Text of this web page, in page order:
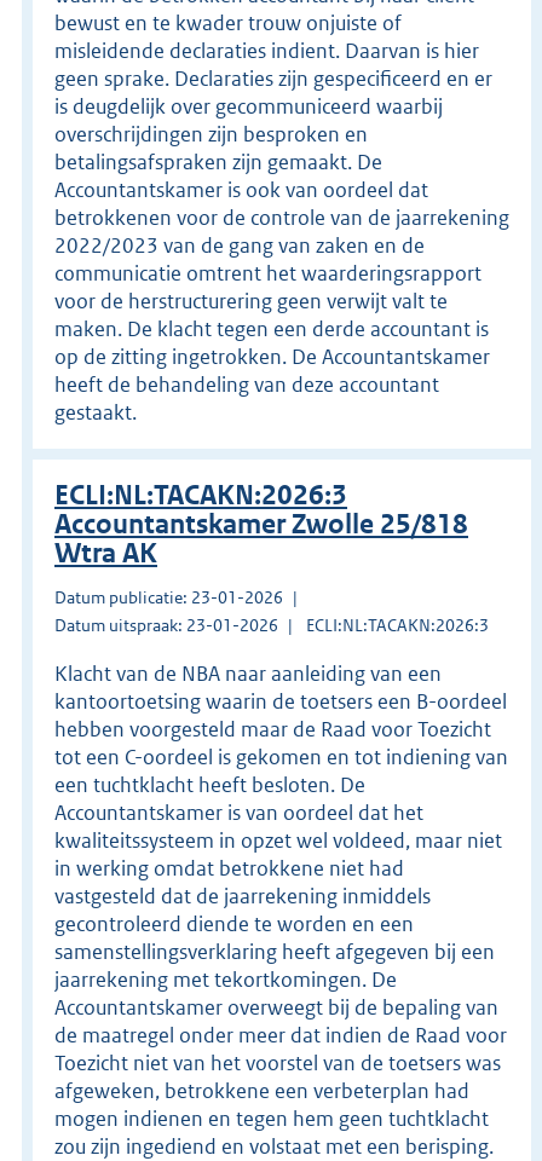
bewust en te kwader trouw onjuiste of
misleidende declaraties indient. Daarvan is hier
geen sprake. Declaraties zijn gespecificeerd en er
is deugdelijk over gecommuniceerd waarbij
overschrijdingen zijn besproken en
betalingsafspraken zijn gemaakt. De
Accountantskamer is ook van oordeel dat
betrokkenen voor de controle van de jaarrekening
2022/2023 van de gang van zaken en de
communicatie omtrent het waarderingsrapport
voor de herstructurering geen verwijt valt te
maken. De klacht tegen een derde accountant is
op de zitting ingetrokken. De Accountantskamer
heeft de behandeling van deze accountant
gestaakt.
ECLI:NL:TACAKN:2026:3
Accountantskamer Zwolle 25/818
Wtra AK
Datum publicatie: 23-01-2026
Datum uitspraak: 23-01-2026
ECLI:NL:TACAKN:2026:3
Klacht van de NBA naar aanleiding van een
kantoortoetsing waarin de toetsers een B-oordeel
hebben voorgesteld maar de Raad voor Toezicht
tot een C-oordeel is gekomen en tot indiening van
een tuchtklacht heeft besloten. De
Accountantskamer is van oordeel dat het
kwaliteitssysteem in opzet wel voldeed, maar niet
in werking omdat betrokkene niet had
vastgesteld dat de jaarrekening inmiddels
gecontroleerd diende te worden en een
samenstellingsverklaring heeft afgegeven bij een
jaarrekening met tekortkomingen. De
Accountantskamer overweegt bij de bepaling van
de maatregel onder meer dat indien de Raad voor
Toezicht niet van het voorstel van de toetsers was
afgeweken, betrokkene een verbeterplan had
mogen indienen en tegen hem geen tuchtklacht
zou zijn ingediend en volstaat met een berisping.